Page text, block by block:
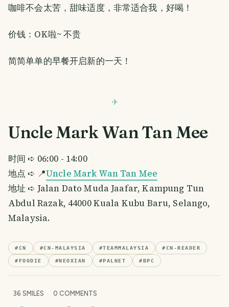
咖啡不会太苦，甜味适度，非常适合我，好喝！
价钱：OK啦~ 不贵
简简单单的早餐开启新的一天！
Uncle Mark Wan Tan Mee
时间 ➪ 06:00 - 14:00
地点 ➪ 📍Uncle Mark Wan Tan Mee
地址 ➪ Jalan Dato Muda Jaafar, Kampung Tun
Abdul Razak, 44000 Kuala Kubu Baru, Selango,
Malaysia.
#CN #CN-MALAYSIA #TEAMMALAYSIA #CN-READER
# FOODIE #NEOXIAN #PALNET #BPC
36 SMILES 0 COMMENTS